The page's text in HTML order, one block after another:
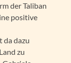
der Taliban
positive
da dazu
zu